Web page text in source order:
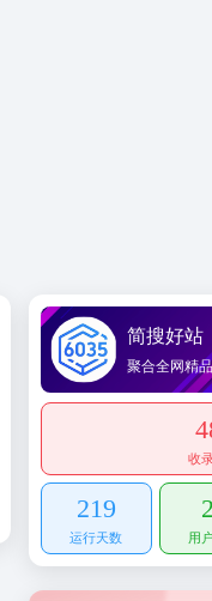
简搜好站
聚合全网精
收
219
运行天数 用